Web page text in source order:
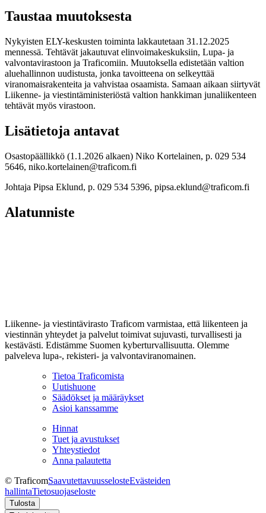
Taustaa muutoksesta
Nykyisten ELY-keskusten toiminta lakkautetaan 31.12.2025
mennessä. Tehtävät jakautuvat elinvoimakeskuksiin, Lupa- ja
valvontavirastoon ja Traficomiin. Muutoksella edistetään valtion
aluehallinnon uudistusta, jonka tavoitteena on selkeyttää
viranomaisrakenteita ja vahvistaa osaamista. Samaan aikaan siirtyvät
Liikenne- ja viestintäministeriöstä valtion hankkiman junaliikenteen
tehtävät myös virastoon.
Lisätietoja antavat
Osastopäällikkö (1.1.2026 alkaen) Niko Kortelainen, p. 029 534
5646, niko.kortelainen@traficom.fi
Johtaja Pipsa Eklund, p. 029 534 5396, pipsa.eklund@traficom.fi
Alatunniste
Liikenne- ja viestintävirasto Traficom varmistaa, että liikenteen ja
viestinnän yhteydet ja palvelut toimivat sujuvasti, turvallisesti ja
kestävästi. Edistämme Suomen kyberturvallisuutta. Olemme
palveleva lupa-, rekisteri- ja valvontaviranomainen.
Tietoa Traficomista
Uutishuone
Säädökset ja määräykset
Asioi kanssamme
Hinnat
Tuet ja avustukset
Yhteystiedot
Anna palautetta
© TraficomSaavutettavuusselosteEvästeiden
hallintaTietosuojaseloste
Tulosta